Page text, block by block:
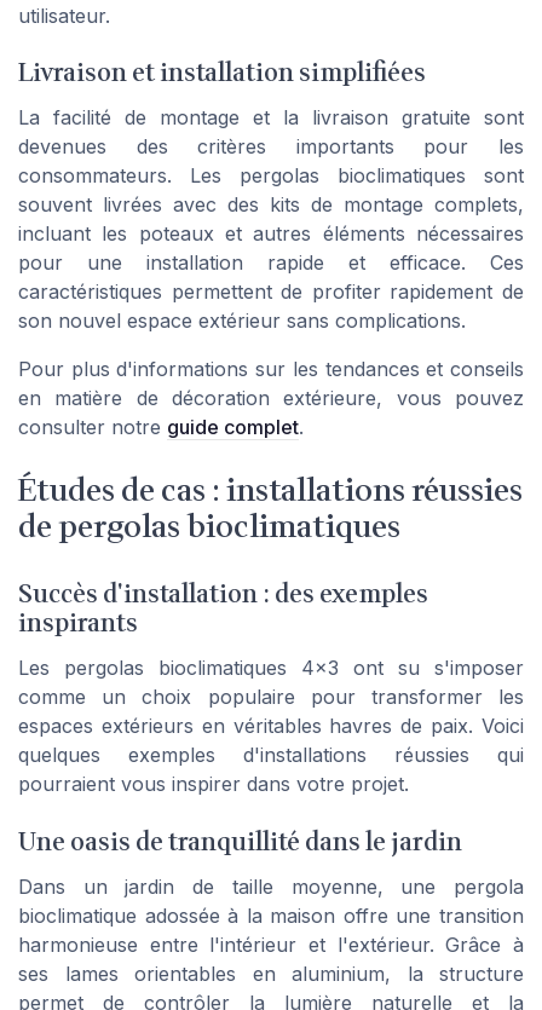
utilisateur.
Livraison et installation simplifiées
La facilité de montage et la livraison gratuite sont
devenues des critères importants pour les
consommateurs. Les pergolas bioclimatiques sont
souvent livrées avec des kits de montage complets,
incluant les poteaux et autres éléments nécessaires
pour une installation rapide et efficace. Ces
caractéristiques permettent de profiter rapidement de
son nouvel espace extérieur sans complications.
Pour plus d'informations sur les tendances et conseils
en matière de décoration extérieure, vous pouvez
consulter notre guide complet.
Études de cas : installations réussies
de pergolas bioclimatiques
Succès d'installation : des exemples
inspirants
Les pergolas bioclimatiques 4x3 ont su s'imposer
comme un choix populaire pour transformer les
espaces extérieurs en véritables havres de paix. Voici
quelques exemples d'installations réussies qui
pourraient vous inspirer dans votre projet.
Une oasis de tranquillité dans le jardin
Dans un jardin de taille moyenne, une pergola
bioclimatique adossée à la maison offre une transition
harmonieuse entre l'intérieur et l'extérieur. Grâce à
ses lames orientables en aluminium, la structure
permet de contrôler la lumière naturelle et la